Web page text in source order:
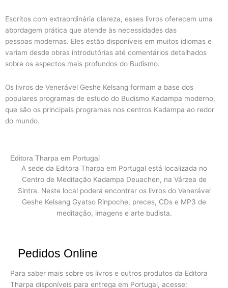
Escritos com extraordinária clareza, esses livros oferecem uma
abordagem prática que atende às necessidades das
pessoas modernas. Eles estão disponíveis em muitos idiomas e
variam desde obras introdutórias até comentários detalhados
sobre os aspectos mais profundos do Budismo.
Os livros de Venerável Geshe Kelsang formam a base dos
populares programas de estudo do Budismo Kadampa moderno,
que são os principais programas nos centros Kadampa ao redor
do mundo.
Editora Tharpa em Portugal
A sede da Editora Tharpa em Portugal está localizada no
Centro de Meditação Kadampa Deuachen, na Várzea de
Sintra. Neste local poderá encontrar os livros do Venerável
Geshe Kelsang Gyatso Rinpoche, preces, CDs e MP3 de
meditação, imagens e arte budista.
Pedidos Online
Para saber mais sobre os livros e outros produtos da Editora
Tharpa disponíveis para entrega em Portugal, acesse: